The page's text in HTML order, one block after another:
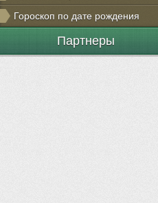
Гороскоп по дате рождения
Партнеры